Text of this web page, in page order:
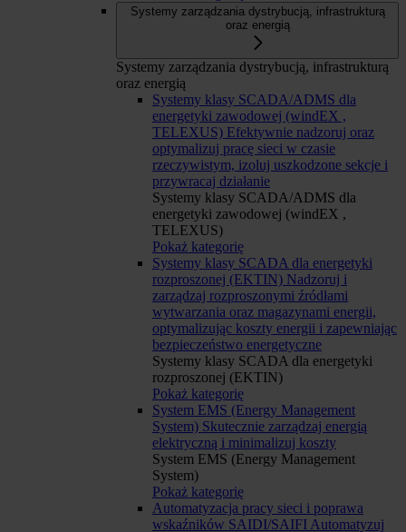
Systemy zarządzania dystrybucją, infrastrukturą
oraz energią
Systemy zarządzania dystrybucją, infrastrukturą
oraz energią
Systemy klasy SCADA/ADMS dla
energetyki zawodowej (windEX ,
TELEXUS) Efektywnie nadzoruj oraz
optymalizuj pracę sieci w czasie
rzeczywistym, izoluj uszkodzone sekcje i
przywracaj działanie
Systemy klasy SCADA/ADMS dla
energetyki zawodowej (windEX ,
TELEXUS)
Pokaż kategorię
Systemy klasy SCADA dla energetyki
rozproszonej (EKTIN) Nadzoruj i
zarządzaj rozproszonymi źródłami
wytwarzania oraz magazynami energii,
optymalizując koszty energii i zapewniając
bezpieczeństwo energetyczne
Systemy klasy SCADA dla energetyki
rozproszonej (EKTIN)
Pokaż kategorię
System EMS (Energy Management
System) Skutecznie zarządzaj energią
elektryczną i minimalizuj koszty
System EMS (Energy Management
System)
Pokaż kategorię
Automatyzacja pracy sieci i poprawa
wskaźników SAIDI/SAIFI Automatyzuj